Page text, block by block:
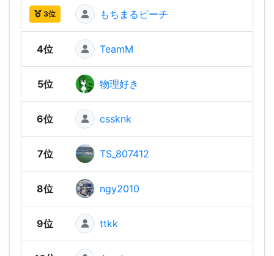
3位 もちまるピーチ
4位 TeamM
5位 物理好き
6位 cssknk
7位 TS_807412
8位 ngy2010
9位 ttkk